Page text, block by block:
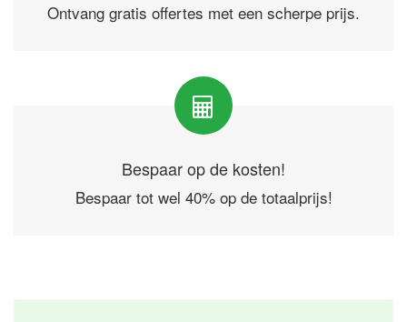
Ontvang gratis offertes met een scherpe prijs.
Bespaar op de kosten!
Bespaar tot wel 40% op de totaalprijs!